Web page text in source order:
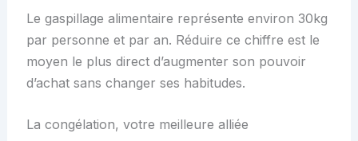
Le gaspillage alimentaire représente environ 30kg
par personne et par an. Réduire ce chiffre est le
moyen le plus direct d’augmenter son pouvoir
d’achat sans changer ses habitudes.
La congélation, votre meilleure alliée